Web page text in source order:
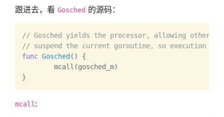
跟进去，看 Gosched 的源码：
// Gosched yields the processor, allowing other
// suspend the current goroutine, so execution
func Gosched ()
{
mcall :